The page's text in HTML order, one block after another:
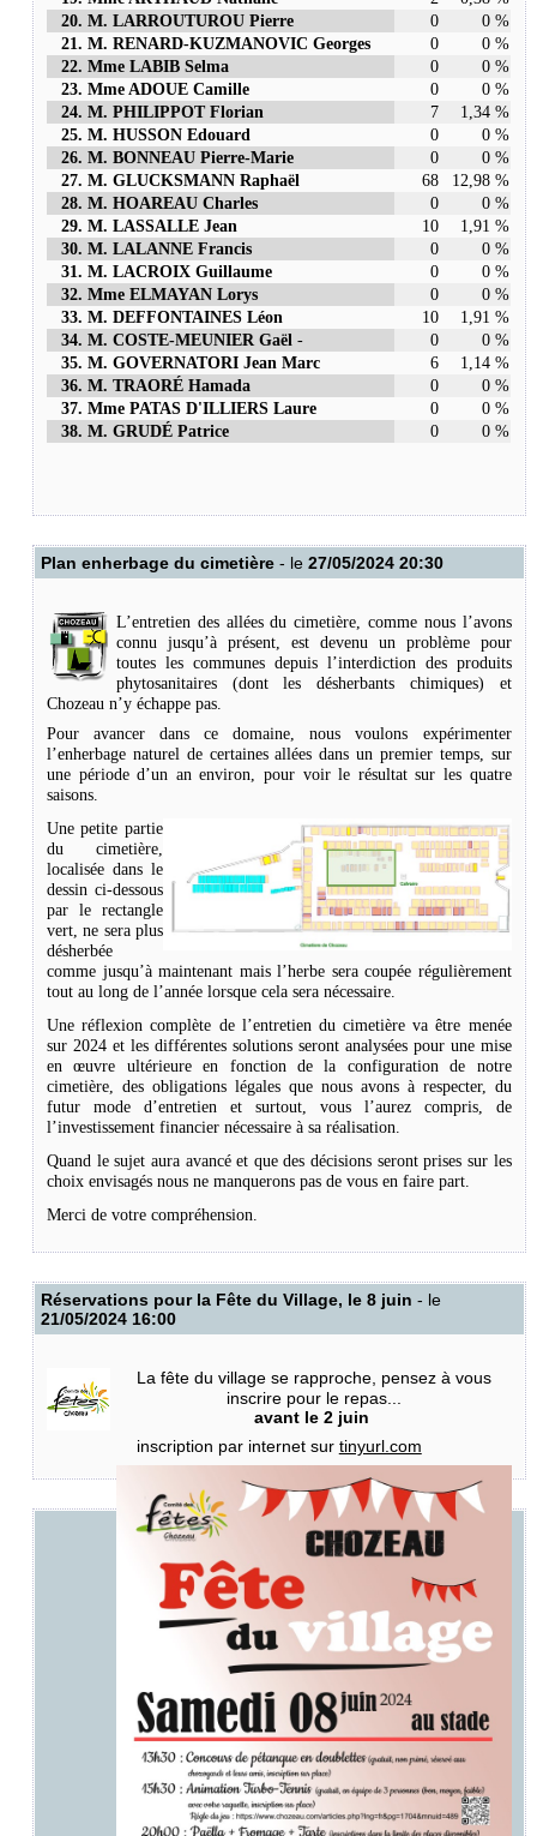
20. M. LARROUTUROU Pierre
0
0 %
21. M. RENARD-KUZMANOVIC Georges
0
0 %
22. Mme LABIB Selma
0
0 %
23. Mme ADOUE Camille
0
0 %
24. M. PHILIPPOT Florian
7
1,34 %
25. M. HUSSON Edouard
0
0 %
26. M. BONNEAU Pierre-Marie
0
0 %
27. M. GLUCKSMANN Raphaël
68
12,98 %
28. M. HOAREAU Charles
0
0 %
29. M. LASSALLE Jean
10
1,91 %
30. M. LALANNE Francis
0
0 %
31. M. LACROIX Guillaume
0
0 %
32. Mme ELMAYAN Lorys
0
0 %
33. M. DEFFONTAINES Léon
10
1,91 %
34. M. COSTE-MEUNIER Gaël - 0
0 %
35. M. GOVERNATORI Jean Marc
6
1,14 %
36. M. TRAORÉ Hamada
0
0 %
37. Mme PATAS D'ILLIERS Laure
0
0 %
38. M. GRUDÉ Patrice
0 0 %
Plan enherbage du cimetière - le 27/05/2024 20:30
L’entretien des allées du cimetière, comme nous l’avons
connu jusqu’à présent, est devenu un problème pour
toutes les communes depuis l’interdiction des produits
phytosanitaires (dont les désherbants chimiques) et
Chozeau n’y échappe pas.
Pour avancer dans ce domaine, nous voulons expérimenter
l’enherbage naturel de certaines allées dans un premier temps, sur
une période d’un an environ, pour voir le résultat sur les quatre
saisons.
Une petite partie
du cimetière,
localisée dans le
dessin ci-dessous
par le rectangle
vert, ne sera plus
désherbée
comme jusqu’à maintenant mais l’herbe sera coupée régulièrement
tout au long de l’année lorsque cela sera nécessaire.
Une réflexion complète de l’entretien du cimetière va être menée
sur 2024 et les différentes solutions seront analysées pour une mise
en œuvre ultérieure en fonction de la configuration de notre
cimetière, des obligations légales que nous avons à respecter, du
futur mode d’entretien et surtout, vous l’aurez compris, de
l’investissement financier nécessaire à sa réalisation.
Quand le sujet aura avancé et que des décisions seront prises sur les
choix envisagés nous ne manquerons pas de vous en faire part.
Merci de votre compréhension.
Réservations pour la Fête du Village, le 8 juin - le
21/05/2024 16:00
La fête du village se rapproche, pensez à vous
inscrire pour le repas...
avant le 2 juin
inscription par internet sur tinyurl.com